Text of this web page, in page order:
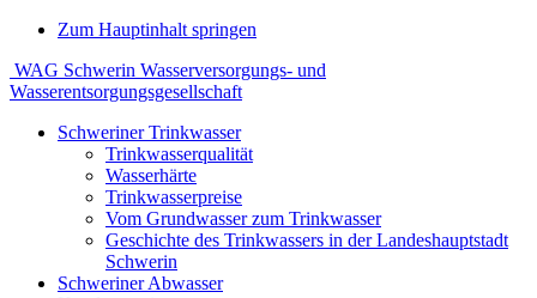
Zum Hauptinhalt springen
WAG Schwerin Wasserversorgungs- und
Wasserentsorgungsgesellschaft
Schweriner Trinkwasser
Trinkwasserqualität
Wasserhärte
Trinkwasserpreise
Vom Grundwasser zum Trinkwasser
Geschichte des Trinkwassers in der Landeshauptstadt
Schwerin
Schweriner Abwasser